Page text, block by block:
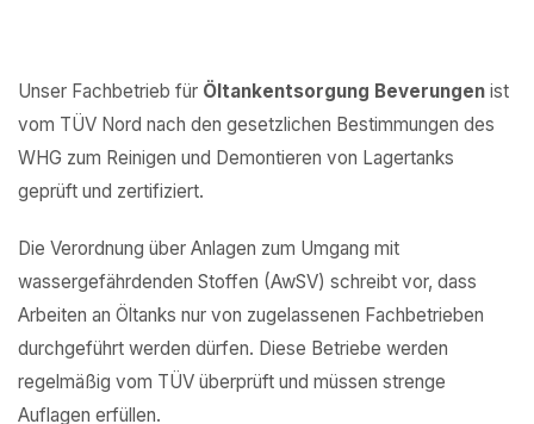
Unser Fachbetrieb für Öltankentsorgung Beverungen ist
vom TÜV Nord nach den gesetzlichen Bestimmungen des
WHG zum Reinigen und Demontieren von Lagertanks
geprüft und zertifiziert.
Die Verordnung über Anlagen zum Umgang mit
wassergefährdenden Stoffen (AwSV) schreibt vor, dass
Arbeiten an Öltanks nur von zugelassenen Fachbetrieben
durchgeführt werden dürfen. Diese Betriebe werden
regelmäßig vom TÜV überprüft und müssen strenge
Auflagen erfüllen.